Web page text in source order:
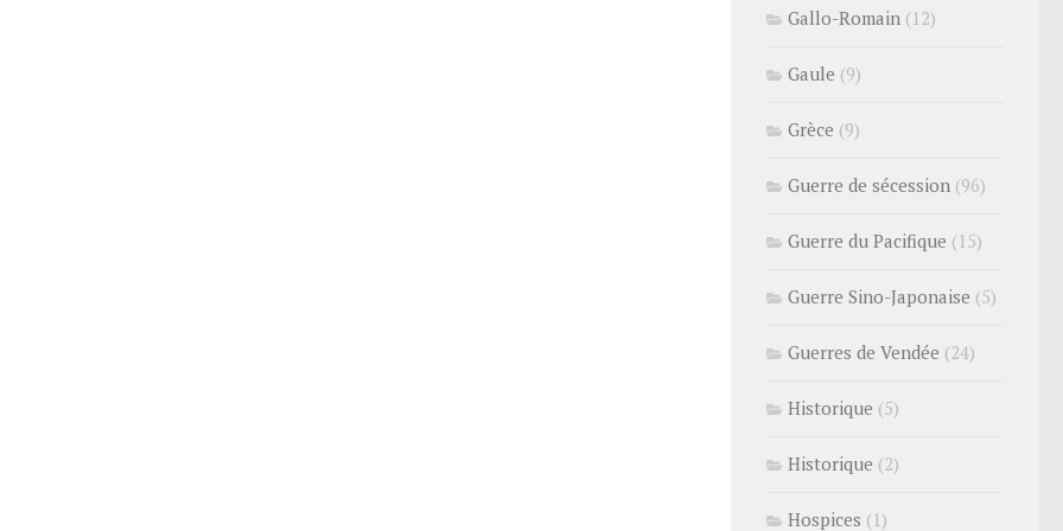
Gallo-Romain (12)
Gaule (9)
Grèce (9)
Guerre de sécession (96)
Guerre du Pacifique (15)
Guerre Sino-Japonaise (5)
Guerres de Vendée (24)
Historique (5)
Historique (2)
Hospices (1)